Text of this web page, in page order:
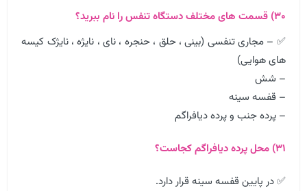
۳۰) قسمت های مختلف دستگاه تنفس را نام ببرید؟
✅ – مجاری تنفسی (بینی ، حلق ، حنجره ، نای ، نایژه ، نایژک کیسه
های هوایی)
– شش
– قفسه سینه
– پرده جنب و پرده دیافراگم
۳۱) محل پرده دیافراگم کجاست؟
✅ در پایین قفسه سینه قرار دارد.